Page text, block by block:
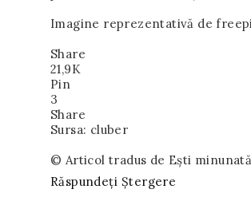
Imagine reprezentativă de
Share
21,9K
Pin
3
Share
Sursa: cluber
© Articol tradus de Ești minunată
Răspundeți Ștergere